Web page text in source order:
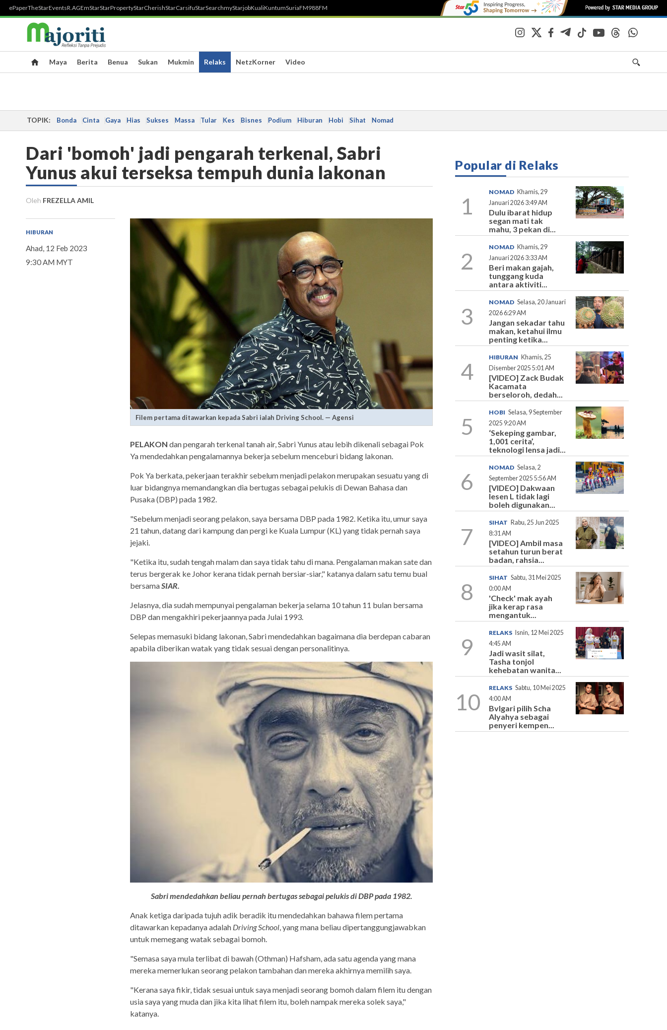
ePaperTheStarEventsR.AGEmStarStarPropertyStarCherishStarCarsifuStarSearchmyStarjobKualiKuntumSuriaFM988FM
Maya Berita Benua Sukan Mukmin Relaks NetzKorner Video
TOPIK: Bonda Cinta Gaya Hias Sukses Massa Tular Kes Bisnes Podium Hiburan Hobi Sihat Nomad
Dari 'bomoh' jadi pengarah terkenal, Sabri
Yunus akui terseksa tempuh dunia lakonan
Oleh FREZELLA AMIL
HIBURAN
Ahad, 12 Feb 2023
9:30 AM MYT
Filem pertama ditawarkan kepada Sabri ialah Driving School. — Agensi
PELAKON dan pengarahterkenal tanah air, Sabri Yunus atau lebih dikenali sebagai Pok
Ya mendedahkan pengalamannya bekerja sebelum menceburi bidang lakonan.
Pok Ya berkata, pekerjaan terakhir sebelum menjadi pelakon merupakan sesuatu yang di
luar bidangnya memandangkan dia bertugas sebagai pelukis di Dewan Bahasa dan
Pusaka (DBP) pada 1982.
"Sebelum menjadi seorang pelakon, saya bersama DBP pada 1982. Ketika itu, umur saya
21 tahun, datang dari kampung dan pergi ke Kuala Lumpur (KL) yang tidak pernah saya
jejaki.
"Ketika itu, sudah tengah malam dan saya tidak tahu di mana. Pengalaman makan sate dan
terus bergerak ke Johor kerana tidak pernah bersiar-siar," katanya dalam satu temu bual
bersamaSIAR.
Jelasnya, dia sudah mempunyai pengalaman bekerja selama 10 tahun 11 bulan bersama
DBP dan mengakhiri pekerjaannya pada Julai 1993.
Selepas memasuki bidang lakonan, Sabri mendedahkan bagaimana dia berdepan cabaran
apabila diberikan watak yang tidak sesuai dengan personalitinya.
Sabri mendedahkan beliau pernah bertugas sebagai pelukis di DBP pada 1982.
Anak ketiga daripada tujuh adik beradik itu mendedahkan bahawa filem pertama
ditawarkan kepadanya adalah Driving School, yang mana beliau dipertanggungjawabkan
untuk memegang watak sebagai bomoh.
"Semasa saya mula terlibat di bawah (Othman) Hafsham, ada satu agenda yang mana
mereka memerlukan seorang pelakon tambahan dan mereka akhirnya memilih saya.
"Kerana saya fikir, tidak sesuai untuk saya menjadi seorang bomoh dalam filem itu dengan
usia saya yang muda dan jika kita lihat filem itu, boleh nampak mereka solek saya,"
katanya.
Popular di Relaks
1
NOMAD Khamis, 29
Januari 2026 3:49 AM
Dulu ibarat hidup
segan mati tak
mahu, 3 pekan di...
2
NOMAD Khamis, 29
Januari 2026 3:33 AM
Beri makan gajah,
tunggang kuda
antara aktiviti...
3
NOMAD Selasa, 20 Januari
2026 6:29 AM
Jangan sekadar tahu
makan, ketahui ilmu
penting ketika...
4
HIBURAN Khamis, 25
Disember 2025 5:01 AM
[VIDEO] Zack Budak
Kacamata
berseloroh, dedah...
5
HOBI Selasa, 9 September
2025 9:20 AM
‘Sekeping gambar,
1,001 cerita’,
teknologi lensa jadi...
6
NOMAD Selasa, 2
September 2025 5:56 AM
[VIDEO] Dakwaan
lesen L tidak lagi
boleh digunakan...
7
SIHAT Rabu, 25 Jun 2025
8:31 AM
[VIDEO] Ambil masa
setahun turun berat
badan, rahsia...
8
SIHAT Sabtu, 31 Mei 2025
0:00 AM
'Check' mak ayah
jika kerap rasa
mengantuk...
9
RELAKS
Isnin, 12 Mei 2025
4:45 AM
Jadi wasit silat,
Tasha tonjol
kehebatan wanita...
10
RELAKS Sabtu, 10 Mei 2025
4:00 AM
Bvlgari pilih Scha
Alyahya sebagai
penyeri kempen...